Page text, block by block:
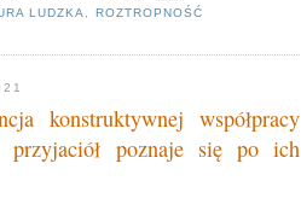
LUDZKA ROZTROPNOŚĆ
konstruktywnej współpracy
przyjaciół poznaje się po ich